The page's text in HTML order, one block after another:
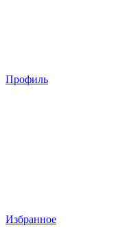
Профиль
Избранное